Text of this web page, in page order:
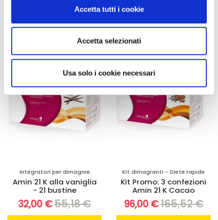
dalla Dichiarazione sui cookie.
Utilizziamo i cookie per personalizzare contenuti ed
analizzare il nostro traffico. Condividiamo inoltre
informazioni sul modo in cui utilizza il nostro sito con i
nostri partner che si occupano di analisi dei dati web,
pubblicità e social media, i quali potrebbero combinarle
con altre informazioni che ha fornito loro o che hanno
raccolto dal suo utilizzo dei loro servizi.
Accetta tutti i cookie
Accetta selezionati
Usa solo i cookie necessari
Integratori per dimagrire
Amin 21 K alla vaniglia
- 21 bustine
32,00 €55,18 €
Kit dimagranti - Diete rapide
Kit Promo: 3 confezioni
Amin 21 K Cacao
96,00 €165,52 €
-42%